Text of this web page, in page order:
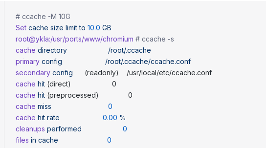
# ccache -M 10G
Set cache size limit to 10.0 GB
root@ykla:/usr/ports/www/chromium # ccache -s
cache directory
                     /root/.ccache
primary config
                      /root/.ccache/ccache.conf
secondary config
      (readonly)    /usr/local/etc/ccache.conf
cache hit (direct)                     0
cache hit (preprocessed)               0
cache miss
                             0
cache hit rate
                      0.00
%
cleanups performed
                     0
files in cache
                         0